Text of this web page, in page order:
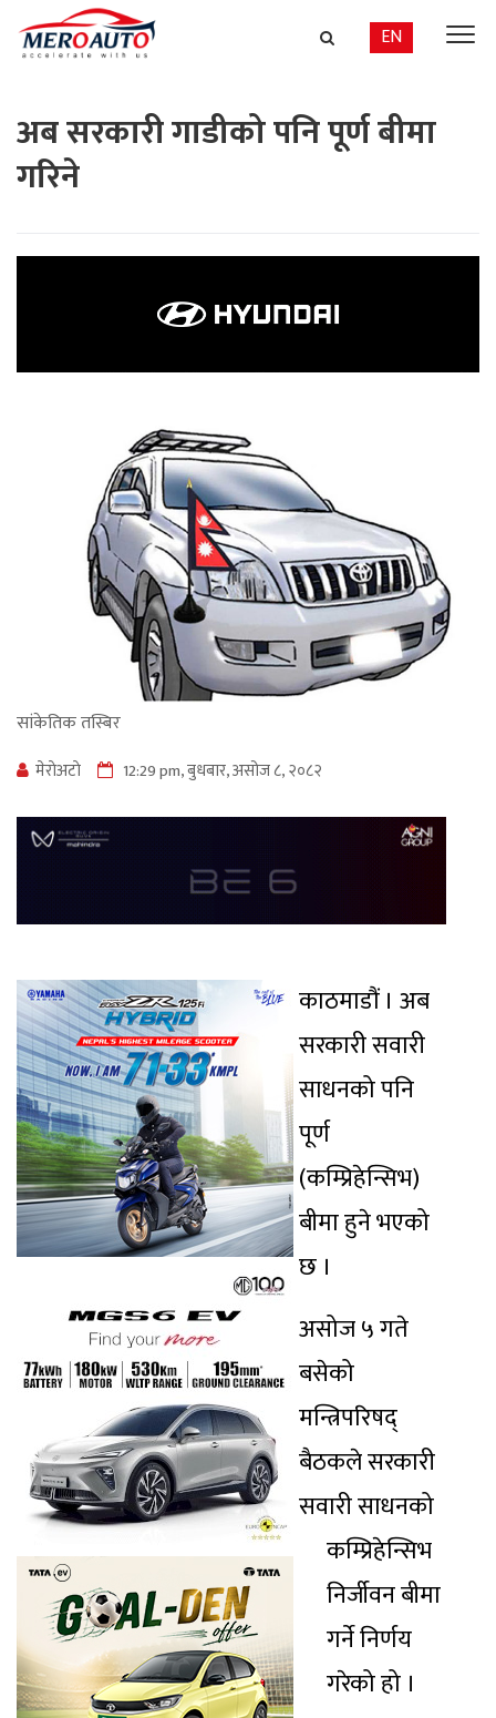
EN
अब सरकारी गाडीको पनि पूर्ण बीमा
गरिने
सांकेतिक तस्बिर
मेराेअटाे 12:29 pm, बुधबार, असोज ८, २०८२
काठमाडौं । अब
सरकारी सवारी
साधनको पनि
पूर्ण
(कम्प्रिहेन्सिभ)
बीमा हुने भएको
छ ।
असोज ५ गते
बसेको
मन्त्रिपरिषद्
बैठकले सरकारी
सवारी साधनको
कम्प्रिहेन्सिभ
निर्जीवन बीमा
गर्ने निर्णय
गरेको हो ।